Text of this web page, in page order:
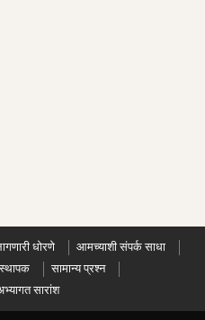
धोरणे
आमच्याशी संपर्क साधा
सामान्य प्रश्न
सारांश